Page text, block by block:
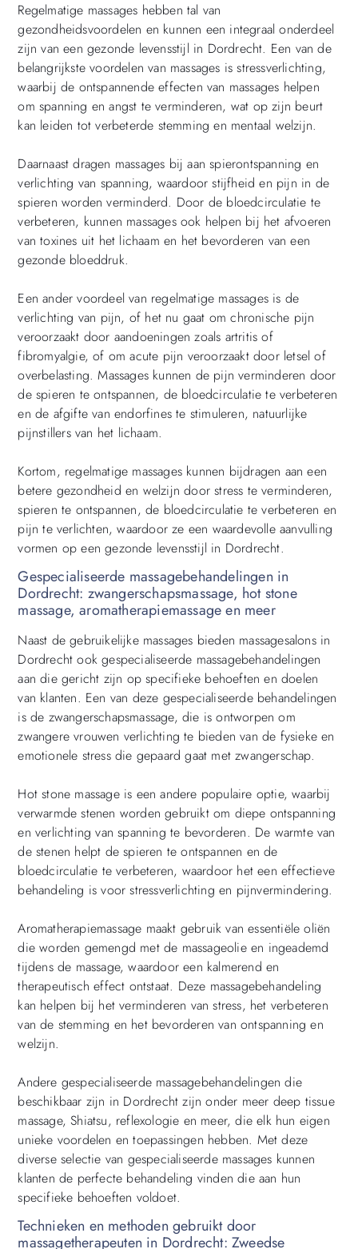
Regelmatige massages hebben tal van
gezondheidsvoordelen en kunnen een integraal onderdeel
zijn van een gezonde levensstijl in Dordrecht. Een van de
belangrijkste voordelen van massages is stressverlichting,
waarbij de ontspannende effecten van massages helpen
om spanning en angst te verminderen, wat op zijn beurt
kan leiden tot verbeterde stemming en mentaal welzijn.
Daarnaast dragen massages bij aan spierontspanning en
verlichting van spanning, waardoor stijfheid en pijn in de
spieren worden verminderd. Door de bloedcirculatie te
verbeteren, kunnen massages ook helpen bij het afvoeren
van toxines uit het lichaam en het bevorderen van een
gezonde bloeddruk.
Een ander voordeel van regelmatige massages is de
verlichting van pijn, of het nu gaat om chronische pijn
veroorzaakt door aandoeningen zoals artritis of
fibromyalgie, of om acute pijn veroorzaakt door letsel of
overbelasting. Massages kunnen de pijn verminderen door
de spieren te ontspannen, de bloedcirculatie te verbeteren
en de afgifte van endorfines te stimuleren, natuurlijke
pijnstillers van het lichaam.
Kortom, regelmatige massages kunnen bijdragen aan een
betere gezondheid en welzijn door stress te verminderen,
spieren te ontspannen, de bloedcirculatie te verbeteren en
pijn te verlichten, waardoor ze een waardevolle aanvulling
vormen op een gezonde levensstijl in Dordrecht.
Gespecialiseerde massagebehandelingen in
Dordrecht: zwangerschapsmassage, hot stone
massage, aromatherapiemassage en meer
Naast de gebruikelijke massages bieden massagesalons in
Dordrecht ook gespecialiseerde massagebehandelingen
aan die gericht zijn op specifieke behoeften en doelen
van klanten. Een van deze gespecialiseerde behandelingen
is de zwangerschapsmassage, die is ontworpen om
zwangere vrouwen verlichting te bieden van de fysieke en
emotionele stress die gepaard gaat met zwangerschap.
Hot stone massage is een andere populaire optie, waarbij
verwarmde stenen worden gebruikt om diepe ontspanning
en verlichting van spanning te bevorderen. De warmte van
de stenen helpt de spieren te ontspannen en de
bloedcirculatie te verbeteren, waardoor het een effectieve
behandeling is voor stressverlichting en pijnvermindering.
Aromatherapiemassage maakt gebruik van essentiële oliën
die worden gemengd met de massageolie en ingeademd
tijdens de massage, waardoor een kalmerend en
therapeutisch effect ontstaat. Deze massagebehandeling
kan helpen bij het verminderen van stress, het verbeteren
van de stemming en het bevorderen van ontspanning en
welzijn.
Andere gespecialiseerde massagebehandelingen die
beschikbaar zijn in Dordrecht zijn onder meer deep tissue
massage, Shiatsu, reflexologie en meer, die elk hun eigen
unieke voordelen en toepassingen hebben. Met deze
diverse selectie van gespecialiseerde massages kunnen
klanten de perfecte behandeling vinden die aan hun
specifieke behoeften voldoet.
Technieken en methoden gebruikt door
massagetherapeuten in Dordrecht: Zweedse